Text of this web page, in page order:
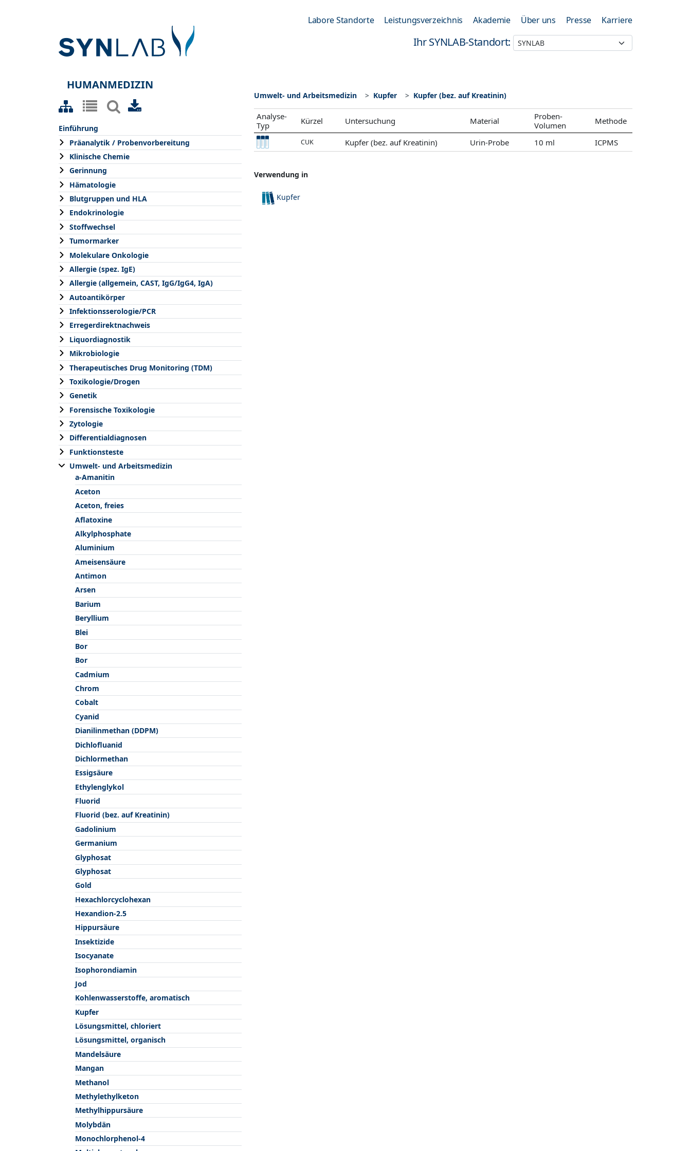
Labore Standorte Leistungsverzeichnis Akademie Über uns Presse Karriere
Ihr SYNLAB-Standort:
HUMANMEDIZIN
Einführung
Präanalytik / Probenvorbereitung
Klinische Chemie
Gerinnung
Hämatologie
Blutgruppen und HLA
Endokrinologie
Stoffwechsel
Tumormarker
Molekulare Onkologie
Allergie (spez. IgE)
Allergie (allgemein, CAST, IgG/IgG4, IgA)
Autoantikörper
Infektionsserologie/PCR
Erregerdirektnachweis
Liquordiagnostik
Mikrobiologie
Therapeutisches Drug Monitoring (TDM)
Toxikologie/Drogen
Genetik
Forensische Toxikologie
Zytologie
Differentialdiagnosen
Funktionsteste
Umwelt- und Arbeitsmedizin
a-Amanitin
Aceton
Aceton, freies
Aflatoxine
Alkylphosphate
Aluminium
Ameisensäure
Antimon
Arsen
Barium
Beryllium
Blei
Bor
Bor
Cadmium
Chrom
Cobalt
Cyanid
Dianilinmethan (DDPM)
Dichlofluanid
Dichlormethan
Essigsäure
Ethylenglykol
Fluorid
Fluorid (bez. auf Kreatinin)
Gadolinium
Germanium
Glyphosat
Glyphosat
Gold
Hexachlorcyclohexan
Hexandion-2.5
Hippursäure
Insektizide
Isocyanate
Isophorondiamin
Jod
Kohlenwasserstoffe, aromatisch
Kupfer
Lösungsmittel, chloriert
Lösungsmittel, organisch
Mandelsäure
Mangan
Methanol
Methylethylketon
Methylhippursäure
Molybdän
Monochlorphenol-4
Umwelt- und Arbeitsmedizin Kupfer Kupfer (bez. auf Kreatinin)
Analyse-
Typ
Kürzel Untersuchung Material
Proben-
Volumen
Methode
CUK Kupfer (bez. auf Kreatinin) Urin-Probe 10 ml ICPMS
Verwendung in
Kupfer